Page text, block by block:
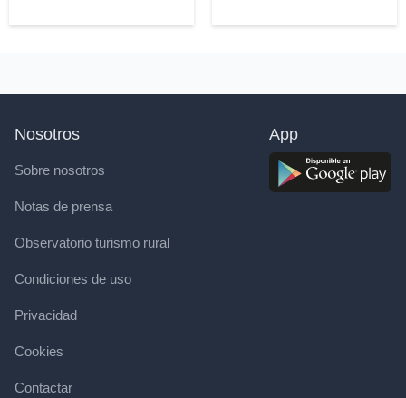
Nosotros
Sobre nosotros
Notas de prensa
Observatorio turismo rural
Condiciones de uso
Privacidad
Cookies
Contactar
App